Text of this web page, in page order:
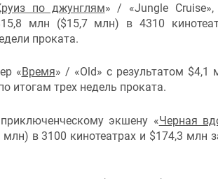
по джунглям» / «Jungle Cruise»,
млн ($15,7 млн) в 4310
проката.
«Время» / «Old» с результатом $4,1
итогам трех недель проката.
экшену «Черная
в 3100 кинотеатрах и $174,3 млн